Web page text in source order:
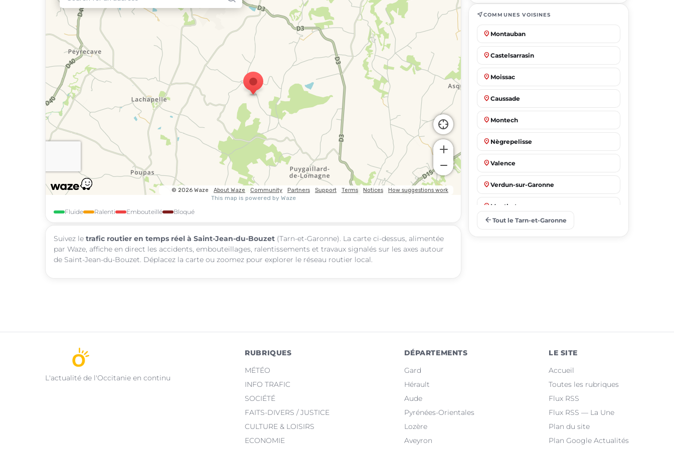
Fluide Ralenti Embouteillé Bloqué
Suivez le trafic routier en temps réel à Saint-Jean-du-Bouzet (Tarn-et-Garonne). La carte ci-dessus, alimentée
par Waze, affiche en direct les accidents, embouteillages, ralentissements et travaux signalés sur les axes autour
de Saint-Jean-du-Bouzet. Déplacez la carte ou zoomez pour explorer le réseau routier local.
near_meCOMMUNES VOISINES
place Montauban
place Castelsarrasin
place Moissac
place Caussade
place Montech
place Nègrepelisse
place Valence
place Verdun-sur-Garonne
place Montbeton
Saint-Nicolas-de-la-Grave
arrow_back Tout le Tarn-et-Garonne
L'actualité de l'Occitanie en continu
RUBRIQUES
MÉTÉO
INFO TRAFIC
SOCIÉTÉ
FAITS-DIVERS / JUSTICE
CULTURE & LOISIRS
ECONOMIE
DÉPARTEMENTS
Gard
Hérault
Aude
Pyrénées-Orientales
Lozère
Aveyron
LE SITE
Accueil
Toutes les rubriques
Flux RSS
Flux RSS — La Une
Plan du site
Plan Google Actualités